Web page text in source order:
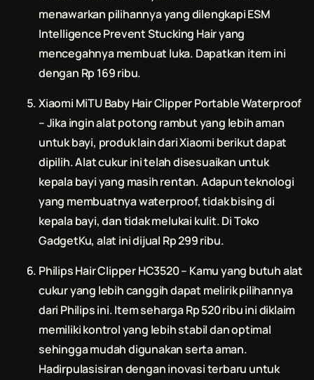
menawarkan pilihannya yang dilengkapi ESM
Intelligence Prevent Stucking Hair yang
mencegahnya membuat luka. Dapatkan item ini
dengan Rp 169 ribu.
Xiaomi MiTU Baby Hair Clipper Portable Waterproof
– Jika ingin alatpotong rambutyang lebih aman
untuk bayi, produk lain dari Xiaomi berikut dapat
dipilih. Alat cukur ini telah disesuaikan untuk
kepala bayi yang masih rentan. Adapun teknologi
yang membuatnya waterproof, tidak bising di
kepala bayi, dan tidak melukai kulit. Di Toko
GadgetKu, alat ini dijual Rp 299 ribu.
Philips Hair Clipper HC3520 – Kamu yang butuh alat
cukur yang lebih canggih dapat melirik pilihannya
dari Philips ini. Item seharga Rp 520 ribu ini diklaim
memiliki kontrol yang lebih stabil dan optimal
sehingga mudah digunakan serta aman.
Hadirpulasisiran dengan inovasi terbaru untuk